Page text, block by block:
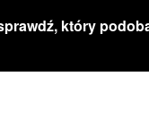
który